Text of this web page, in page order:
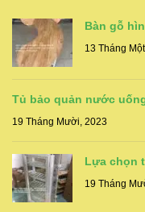
Bàn gỗ
13 Tháng
Tủ bảo quản nước
19 Tháng Mười, 2023
Lựa chọn
19 Tháng